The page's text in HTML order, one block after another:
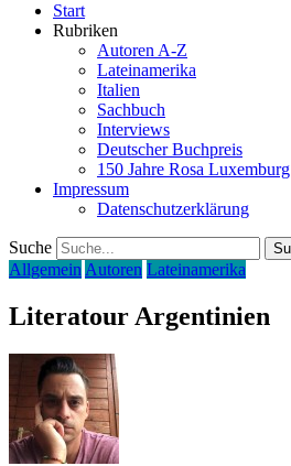
Start
Rubriken
Autoren A-Z
Lateinamerika
Italien
Sachbuch
Interviews
Deutscher Buchpreis
150 Jahre Rosa Luxemburg
Impressum
Datenschutzerklärung
Suche
Allgemein Autoren Lateinamerika
Literatour Argentinien